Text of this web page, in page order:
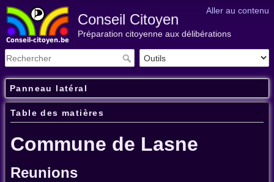
Aller au contenu
Conseil Citoyen
Préparation citoyenne aux délibérations
Panneau latéral
Table des matières
Commune de Lasne
Reunions